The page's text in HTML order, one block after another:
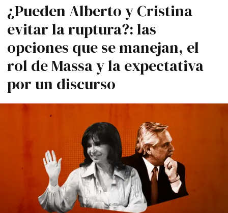
¿Pueden Alberto y Cristina
evitar la ruptura?: las
opciones que se manejan, el
rol de Massa y la expectativa
por un discurso